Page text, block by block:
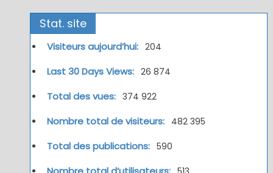
Stat. site
Visiteurs aujourd’hui: 204
Last 30 Days Views: 26 874
Total des vues: 374 922
Nombre total de visiteurs: 482 395
Total des publications: 590